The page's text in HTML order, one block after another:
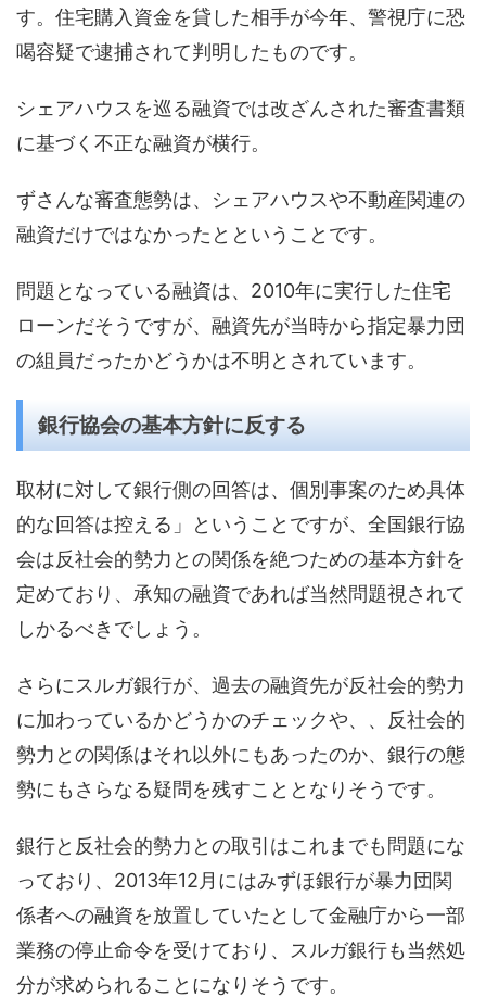
す。住宅購入資金を貸した相手が今年、警視庁に恐
喝容疑で逮捕されて判明したものです。
シェアハウスを巡る融資では改ざんされた審査書類
に基づく不正な融資が横行。
ずさんな審査態勢は、シェアハウスや不動産関連の
融資だけではなかったとということです。
問題となっている融資は、2010年に実行した住宅
ローンだそうですが、融資先が当時から指定暴力団
の組員だったかどうかは不明とされています。
銀行協会の基本方針に反する
取材に対して銀行側の回答は、個別事案のため具体
的な回答は控える」ということですが、全国銀行協
会は反社会的勢力との関係を絶つための基本方針を
定めており、承知の融資であれば当然問題視されて
しかるべきでしょう。
さらにスルガ銀行が、過去の融資先が反社会的勢力
に加わっているかどうかのチェックや、、反社会的
勢力との関係はそれ以外にもあったのか、銀行の態
勢にもさらなる疑問を残すこととなりそうです。
銀行と反社会的勢力との取引はこれまでも問題にな
っており、2013年12月にはみずほ銀行が暴力団関
係者への融資を放置していたとして金融庁から一部
業務の停止命令を受けており、スルガ銀行も当然処
分が求められることになりそうです。